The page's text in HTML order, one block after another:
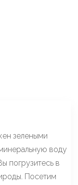
зелеными
воду
погрузитесь в
Посетим